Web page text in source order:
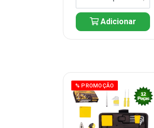
Adicionar
% PROMOÇÃO